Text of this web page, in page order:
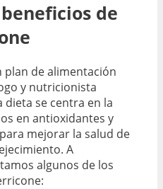
de
plan de alimentación
y nutricionista
dieta se centra en la
en antioxidantes y
mejorar la salud de
A
algunos de los